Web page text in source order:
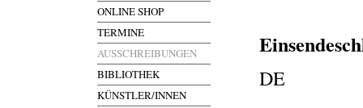
ONLINE SHOP
TERMINE
AUSSCHREIBUNGEN
BIBLIOTHEK
KÜNSTLER/INNEN
DE